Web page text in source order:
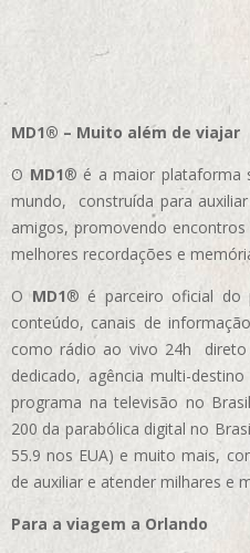
MD1® – Muito além de viajar
O MD1® é a maior plataforma
mundo, construída para
amigos, promovendo
melhores recordações e
OMD1® é parceiro oficial do
conteúdo, canais de
como rádio ao vivo 24h direto
dedicado, agência multi-
programa na televisão no
200 da parabólica digital no
55.9 nos EUA) e muito mais,
de auxiliar e atender milhares e
Para a viagem a Orlando